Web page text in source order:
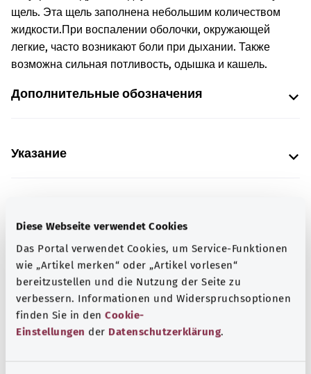
Diese Webseite verwendet Cookies
Das Portal verwendet Cookies, um Service-Funktionen
wie „Artikel merken“ oder „Artikel vorlesen“
bereitzustellen und die Nutzung der Seite zu
verbessern. Informationen und Widerspruchsoptionen
finden Sie in den Cookie-
Einstellungen der Datenschutzerklärung.
щель. Эта щель заполнена небольшим количеством
жидкости.При воспалении оболочки, окружающей
легкие, часто возникают боли при дыхании. Также
возможна сильная потливость, одышка и кашель.
Дополнительные обозначения
Указание
hab’ ich? GmbH по поручению Bundesministerium für
Gesundheit (BMG, Федеральное министерство
здравоохранения).